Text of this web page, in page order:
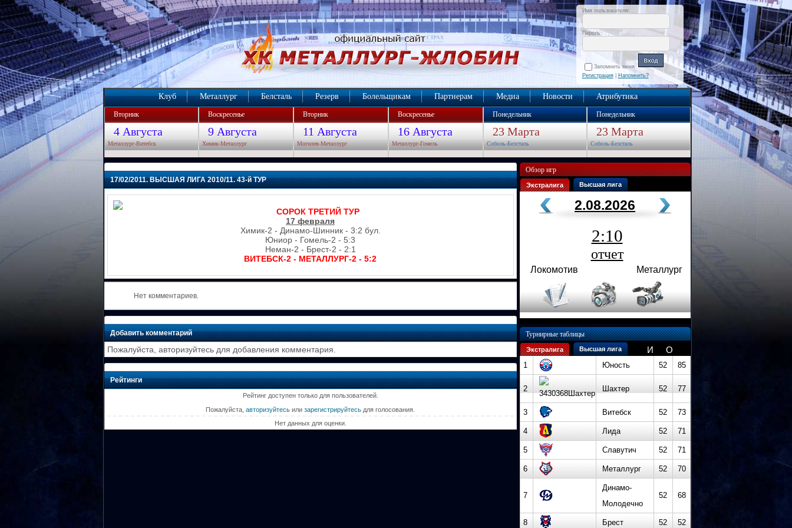
Имя пользователя:
Пароль:
Запомнить меня
Регистрация| Напомнить?
Клуб Металлург Белсталь Резерв Болельщикам Партнерам Медиа Новости Атрибутика
Вторник Воскресенье Вторник Воскресенье Понедельник Понедельник
4 Августа 9 Августа 11 Августа 16 Августа 23 Марта 23 Марта
Металлург-Витебск Химик-Металлург Могилев-Металлург Металлург-Гомель Соболь-Белсталь Соболь-Белсталь
17/02/2011. ВЫСШАЯ ЛИГА 2010/11. 43-й ТУР
СОРОК ТРЕТИЙ ТУР
17 февраля
Химик-2 - Динамо-Шинник - 3:2 бул.
Юниор - Гомель-2 - 5:3
Неман-2 - Брест-2 - 2:1
ВИТЕБСК-2 - МЕТАЛЛУРГ-2 - 5:2
Нет комментариев.
Добавить комментарий
Пожалуйста, авторизуйтесь для добавления комментария.
Рейтинги
Рейтинг доступен только для пользователей.
Пожалуйста, авторизуйтесь или зарегистрируйтесь для голосования.
Нет данных для оценки.
Обзор игр
Экстралига Высшая лига
2.08.2026
2:10
отчет
Локомотив Металлург
Турнирные таблицы
Экстралига Высшая лига И О
1 Юность 52 85
2 Шахтер 52 77
3 Витебск 52 73
4 Лида 52 71
5 Славутич 52 71
6 Металлург 52 70
7
Динамо-
Молодечно
52 68
8 Брест 52 52